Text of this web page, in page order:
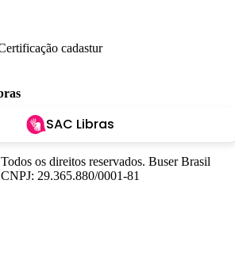
SAC Libras
os direitos reservados. Buser Brasil
29.365.880/0001-81